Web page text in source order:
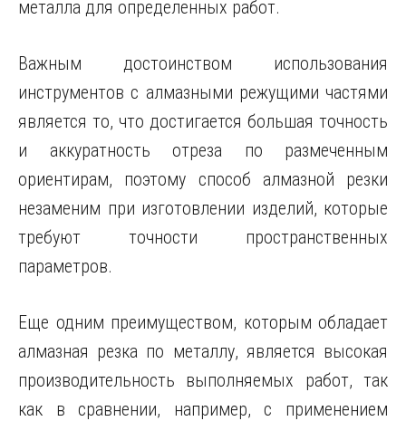
металла для определенных работ.
Важным достоинством использования
инструментов с алмазными режущими частями
является то, что достигается большая точность
и аккуратность отреза по размеченным
ориентирам, поэтому способ алмазной резки
незаменим при изготовлении изделий, которые
требуют точности пространственных
параметров.
Еще одним преимуществом, которым обладает
алмазная резка по металлу, является высокая
производительность выполняемых работ, так
как в сравнении, например, с применением